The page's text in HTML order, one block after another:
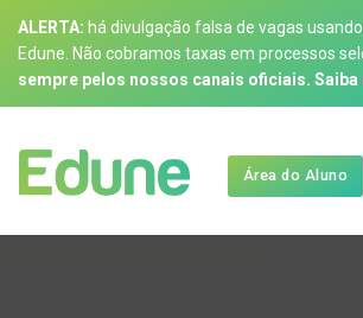
ALERTA: há divulgação falsa de vagas
Edune. Não cobramos taxas em processos
sempre pelos nossos canais oficiais. Saiba
Área do Aluno